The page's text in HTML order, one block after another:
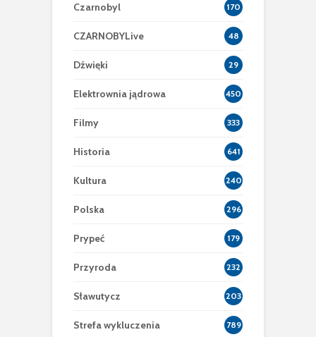
Czarnobyl 170
CZARNOBYLive 48
Dźwięki 29
Elektrownia jądrowa 450
Filmy 333
Historia 641
Kultura 240
Polska 296
Prypeć 179
Przyroda 232
Sławutycz 203
Strefa wykluczenia 789